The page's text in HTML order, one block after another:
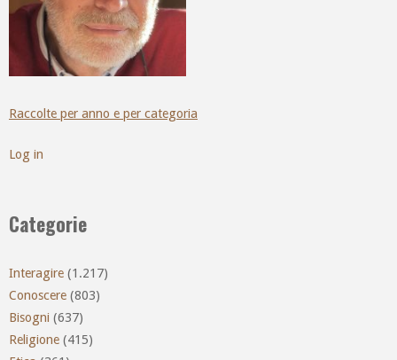
Raccolte per anno e per categoria
Log in
Categorie
Interagire (1.217)
Conoscere (803)
Bisogni (637)
Religione (415)